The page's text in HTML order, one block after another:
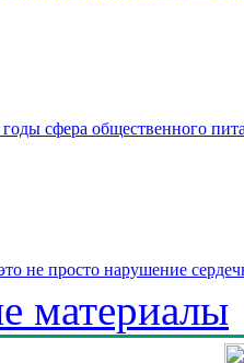
сфера общественного
не просто нарушение
материалы